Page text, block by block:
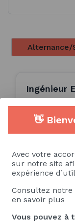
Alternance/
Ingénieur
-
ALTERNANCE
Athis-Mons
12 Mois
Publiée le 17/
👋
Avec votre
sur notre site
expérience
Consultez notre
en savoir plus
Vous pouvez à